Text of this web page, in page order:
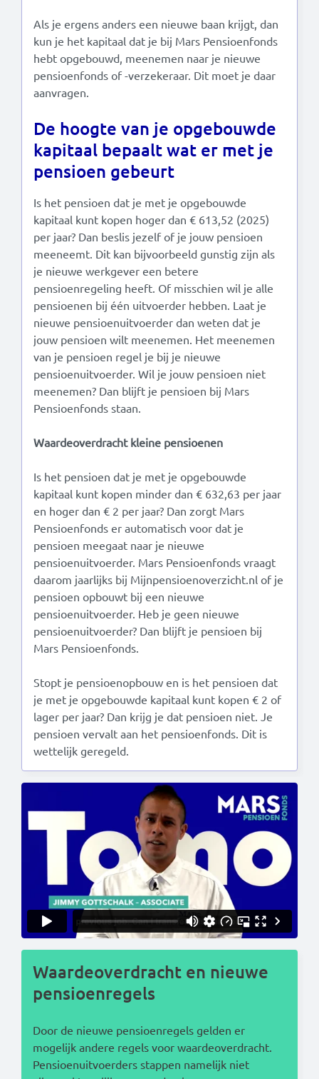
Als je ergens anders een nieuwe baan krijgt, dan
kun je het kapitaal dat je bij Mars Pensioenfonds
hebt opgebouwd, meenemen naar je nieuwe
pensioenfonds of -verzekeraar. Dit moet je daar
aanvragen.
De hoogte van je opgebouwde
kapitaal bepaalt wat er met je
pensioen gebeurt
Is het pensioen dat je met je opgebouwde
kapitaal kunt kopen hoger dan € 613,52 (2025)
per jaar? Dan beslis jezelf of je jouw pensioen
meeneemt. Dit kan bijvoorbeeld gunstig zijn als
je nieuwe werkgever een betere
pensioenregeling heeft. Of misschien wil je alle
pensioenen bij één uitvoerder hebben. Laat je
nieuwe pensioenuitvoerder dan weten dat je
jouw pensioen wilt meenemen. Het meenemen
van je pensioen regel je bij je nieuwe
pensioenuitvoerder. Wil je jouw pensioen niet
meenemen? Dan blijft je pensioen bij Mars
Pensioenfonds staan.
Waardeoverdracht kleine pensioenen
Is het pensioen dat je met je opgebouwde
kapitaal kunt kopen minder dan € 632,63 per jaar
en hoger dan € 2 per jaar? Dan zorgt Mars
Pensioenfonds er automatisch voor dat je
pensioen meegaat naar je nieuwe
pensioenuitvoerder. Mars Pensioenfonds vraagt
daarom jaarlijks bij Mijnpensioenoverzicht.nl of je
pensioen opbouwt bij een nieuwe
pensioenuitvoerder. Heb je geen nieuwe
pensioenuitvoerder? Dan blijft je pensioen bij
Mars Pensioenfonds.
Stopt je pensioenopbouw en is het pensioen dat
je met je opgebouwde kapitaal kunt kopen € 2 of
lager per jaar? Dan krijg je dat pensioen niet. Je
pensioen vervalt aan het pensioenfonds. Dit is
wettelijk geregeld.
Waardeoverdracht en nieuwe
pensioenregels
Door de nieuwe pensioenregels gelden er
mogelijk andere regels voor waardeoverdracht.
Pensioenuitvoerders stappen namelijk niet